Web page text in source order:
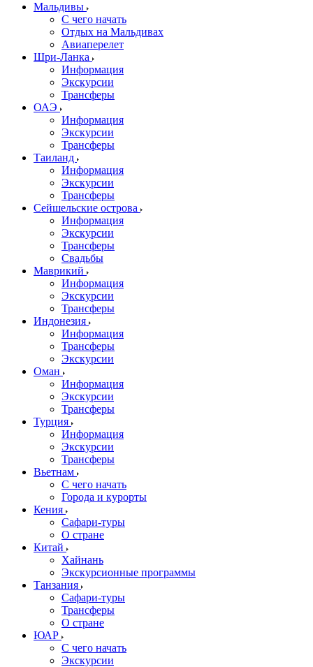
Мальдивы
С чего начать
Отдых на Мальдивах
Авиаперелет
Шри-Ланка
Информация
Экскурсии
Трансферы
ОАЭ
Информация
Экскурсии
Трансферы
Таиланд
Информация
Экскурсии
Трансферы
Сейшельские острова
Информация
Экскурсии
Трансферы
Свадьбы
Маврикий
Информация
Экскурсии
Трансферы
Индонезия
Информация
Трансферы
Экскурсии
Оман
Информация
Экскурсии
Трансферы
Турция
Информация
Экскурсии
Трансферы
Вьетнам
С чего начать
Города и курорты
Кения
Сафари-туры
О стране
Китай
Хайнань
Экскурсионные программы
Танзания
Сафари-туры
Трансферы
О стране
ЮАР
С чего начать
Экскурсии